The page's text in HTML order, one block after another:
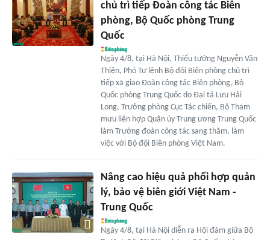
chủ trì tiếp Đoàn công tác Biên
phòng, Bộ Quốc phòng Trung
Quốc
Ngày 4/8, tại Hà Nội, Thiếu tướng Nguyễn Văn
Thiện, Phó Tư lệnh Bộ đội Biên phòng chủ trì
tiếp xã giao Đoàn công tác Biên phòng, Bộ
Quốc phòng Trung Quốc do Đại tá Lưu Hải
Long, Trưởng phòng Cục Tác chiến, Bộ Tham
mưu liên hợp Quân ủy Trung ương Trung Quốc
làm Trưởng đoàn công tác sang thăm, làm
việc với Bộ đội Biên phòng Việt Nam.
Nâng cao hiệu quả phối hợp quản
lý, bảo vệ biên giới Việt Nam -
Trung Quốc
Ngày 4/8, tại Hà Nội diễn ra Hội đàm giữa Bộ